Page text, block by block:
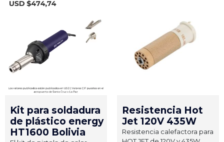
Kit para soldadura
de plástico energy
HT1600 Bolivia
Resistencia Hot
Jet 120V 435W
Resistencia calefactora para